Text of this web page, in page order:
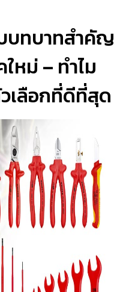
บทบาทสำคัญ
หม่ – ทำไม
เลือกที่ดีที่สุด